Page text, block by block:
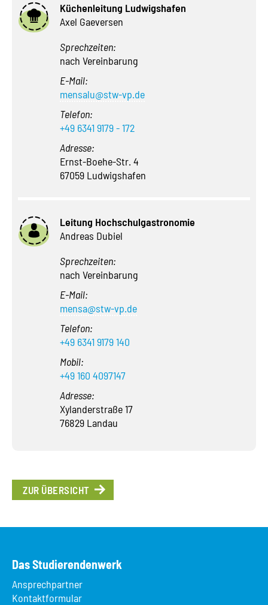
Küchenleitung Ludwigshafen
Axel Gaeversen
Sprechzeiten:
nach Vereinbarung
E-Mail:
mensalu@stw-vp.de
Telefon:
+49 6341 9179 - 172
Adresse:
Ernst-Boehe-Str. 4
67059 Ludwigshafen
Leitung Hochschulgastronomie
Andreas Dubiel
Sprechzeiten:
nach Vereinbarung
E-Mail:
mensa@stw-vp.de
Telefon:
+49 6341 9179 140
Mobil:
+49 160 4097147
Adresse:
Xylanderstraße 17
76829 Landau
ZUR ÜBERSICHT
Das Studierendenwerk
Ansprechpartner
Kontaktformular